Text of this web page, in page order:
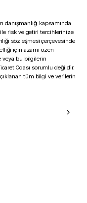
kapsamında
risk ve getiri tercihlerinize
sözleşmesi çerçevesinde
için azami özen
veya bu bilgilerin
Odası sorumlu değildir.
tüm bilgi ve verilerin